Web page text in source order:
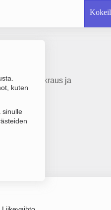
kuten
sinulle
vuokraus ja